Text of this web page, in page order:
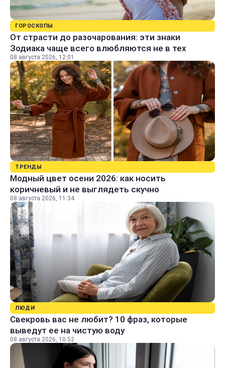
ГОРОСКОПЫ
От страсти до разочарования: эти знаки
Зодиака чаще всего влюбляются не в тех
08 августа 2026, 12:01
ТРЕНДЫ
Модный цвет осени 2026: как носить
коричневый и не выглядеть скучно
08 августа 2026, 11:34
ЛЮДИ
Свекровь вас не любит? 10 фраз, которые
выведут ее на чистую воду
08 августа 2026, 10:52